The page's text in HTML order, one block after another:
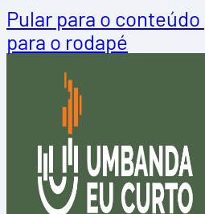
Pular para o
para o rodapé